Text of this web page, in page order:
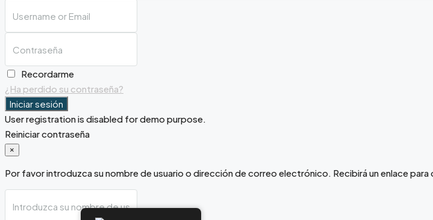
Recordarme
¿Ha perdido su contraseña?
Iniciar sesión
User registration is disabled for demo purpose.
Reiniciar contraseña
×
Por favor introduzca su nombre de usuario o dirección de correo electrónico. Recibirá un enlace